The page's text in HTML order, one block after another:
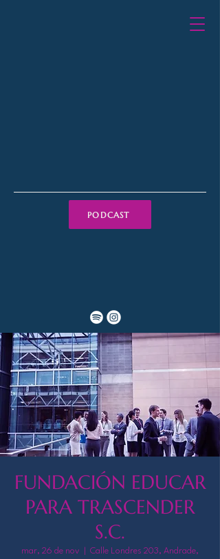
PODCAST
FUNDACIÓN EDUCAR
PARA TRASCENDER
S.C.
mar, 26 de nov
Calle Londres 203, Andrade,